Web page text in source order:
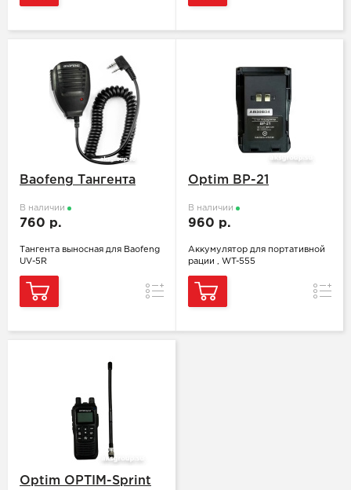
Baofeng Тангента
В наличии
760 р.
Тангента выносная для Baofeng
UV-5R
Сравнение
Optim BP-21
В наличии
960 р.
Аккумулятор для портативной
рации , WT-555
Optim OPTIM-Sprint